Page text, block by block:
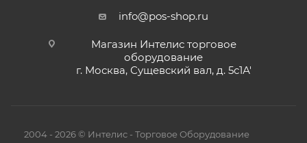
info@pos-shop.ru
Магазин Интелис торговое
оборудование
г. Москва, Сущевский вал, д. 5с1А'
2004 - 2026 © Интелис - Торговое Оборудование